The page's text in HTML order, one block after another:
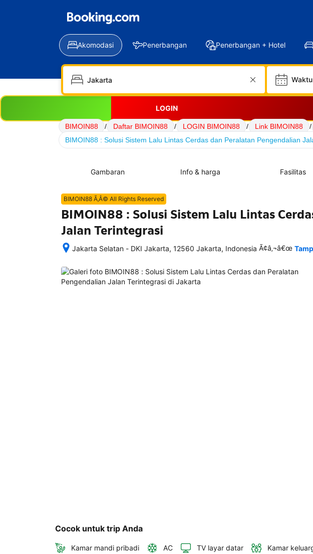
Akomodasi Penerbangan Penerbangan + Hotel
LOGIN
BIMOIN88 / Daftar BIMOIN88 / LOGIN BIMOIN88 / Link BIMOIN88 /
BIMOIN88 : Solusi Sistem Lalu Lintas Cerdas dan Peralatan Pengendalian
Gambaran Info & harga Fasilitas
BIMOIN88 Ã‚Â© All Rights Reserved
BIMOIN88 : Solusi Sistem Lalu Lintas
Jalan Terintegrasi
Jakarta Selatan - DKI Jakarta, 12560 Jakarta, Indonesia
memesan,
semua
rincian
Ã¢â‚¬â€œ
Cocok untuk trip Anda
Kamar mandi pribadi AC TV layar datar Kamar